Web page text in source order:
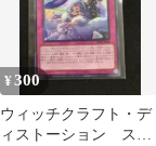
¥300
ウィッチクラフト・デ
ィストーション スー